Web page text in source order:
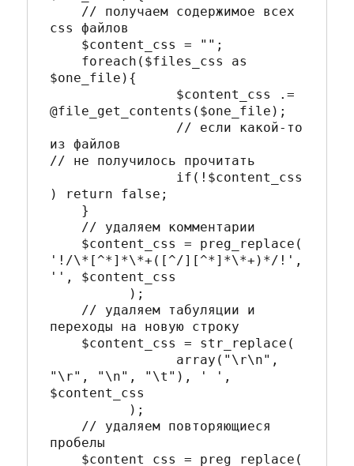
css файлов
$one_file){
@file_get_contents($one_file);
из файлов
// не получилось прочитать
) return false;
'!/\*[^*]*\*+([^/][^*]*\*+)*/!',
'', $content_css
переходы на новую строку
"\r", "\n", "\t"), ' ',
$content_css
пробелы